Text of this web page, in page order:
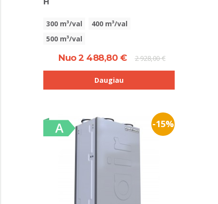
300 m³/val
400 m³/val
500 m³/val
Nuo 2 488,80 € 2 928,00 €
Daugiau
-15%